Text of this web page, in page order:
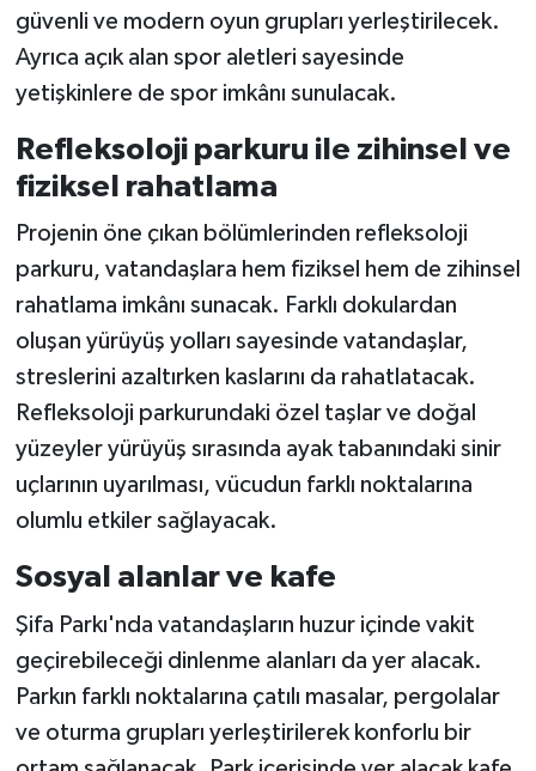
güvenli ve modern oyun grupları yerleştirilecek.
Ayrıca açık alan spor aletleri sayesinde
yetişkinlere de spor imkânı sunulacak.
Refleksoloji parkuru ile zihinsel ve
fiziksel rahatlama
Projenin öne çıkan bölümlerinden refleksoloji
parkuru, vatandaşlara hem fiziksel hem de zihinsel
rahatlama imkânı sunacak. Farklı dokulardan
oluşan yürüyüş yolları sayesinde vatandaşlar,
streslerini azaltırken kaslarını da rahatlatacak.
Refleksoloji parkurundaki özel taşlar ve doğal
yüzeyler yürüyüş sırasında ayak tabanındaki sinir
uçlarının uyarılması, vücudun farklı noktalarına
olumlu etkiler sağlayacak.
Sosyal alanlar ve kafe
Şifa Parkı'nda vatandaşların huzur içinde vakit
geçirebileceği dinlenme alanları da yer alacak.
Parkın farklı noktalarına çatılı masalar, pergolalar
ve oturma grupları yerleştirilerek konforlu bir